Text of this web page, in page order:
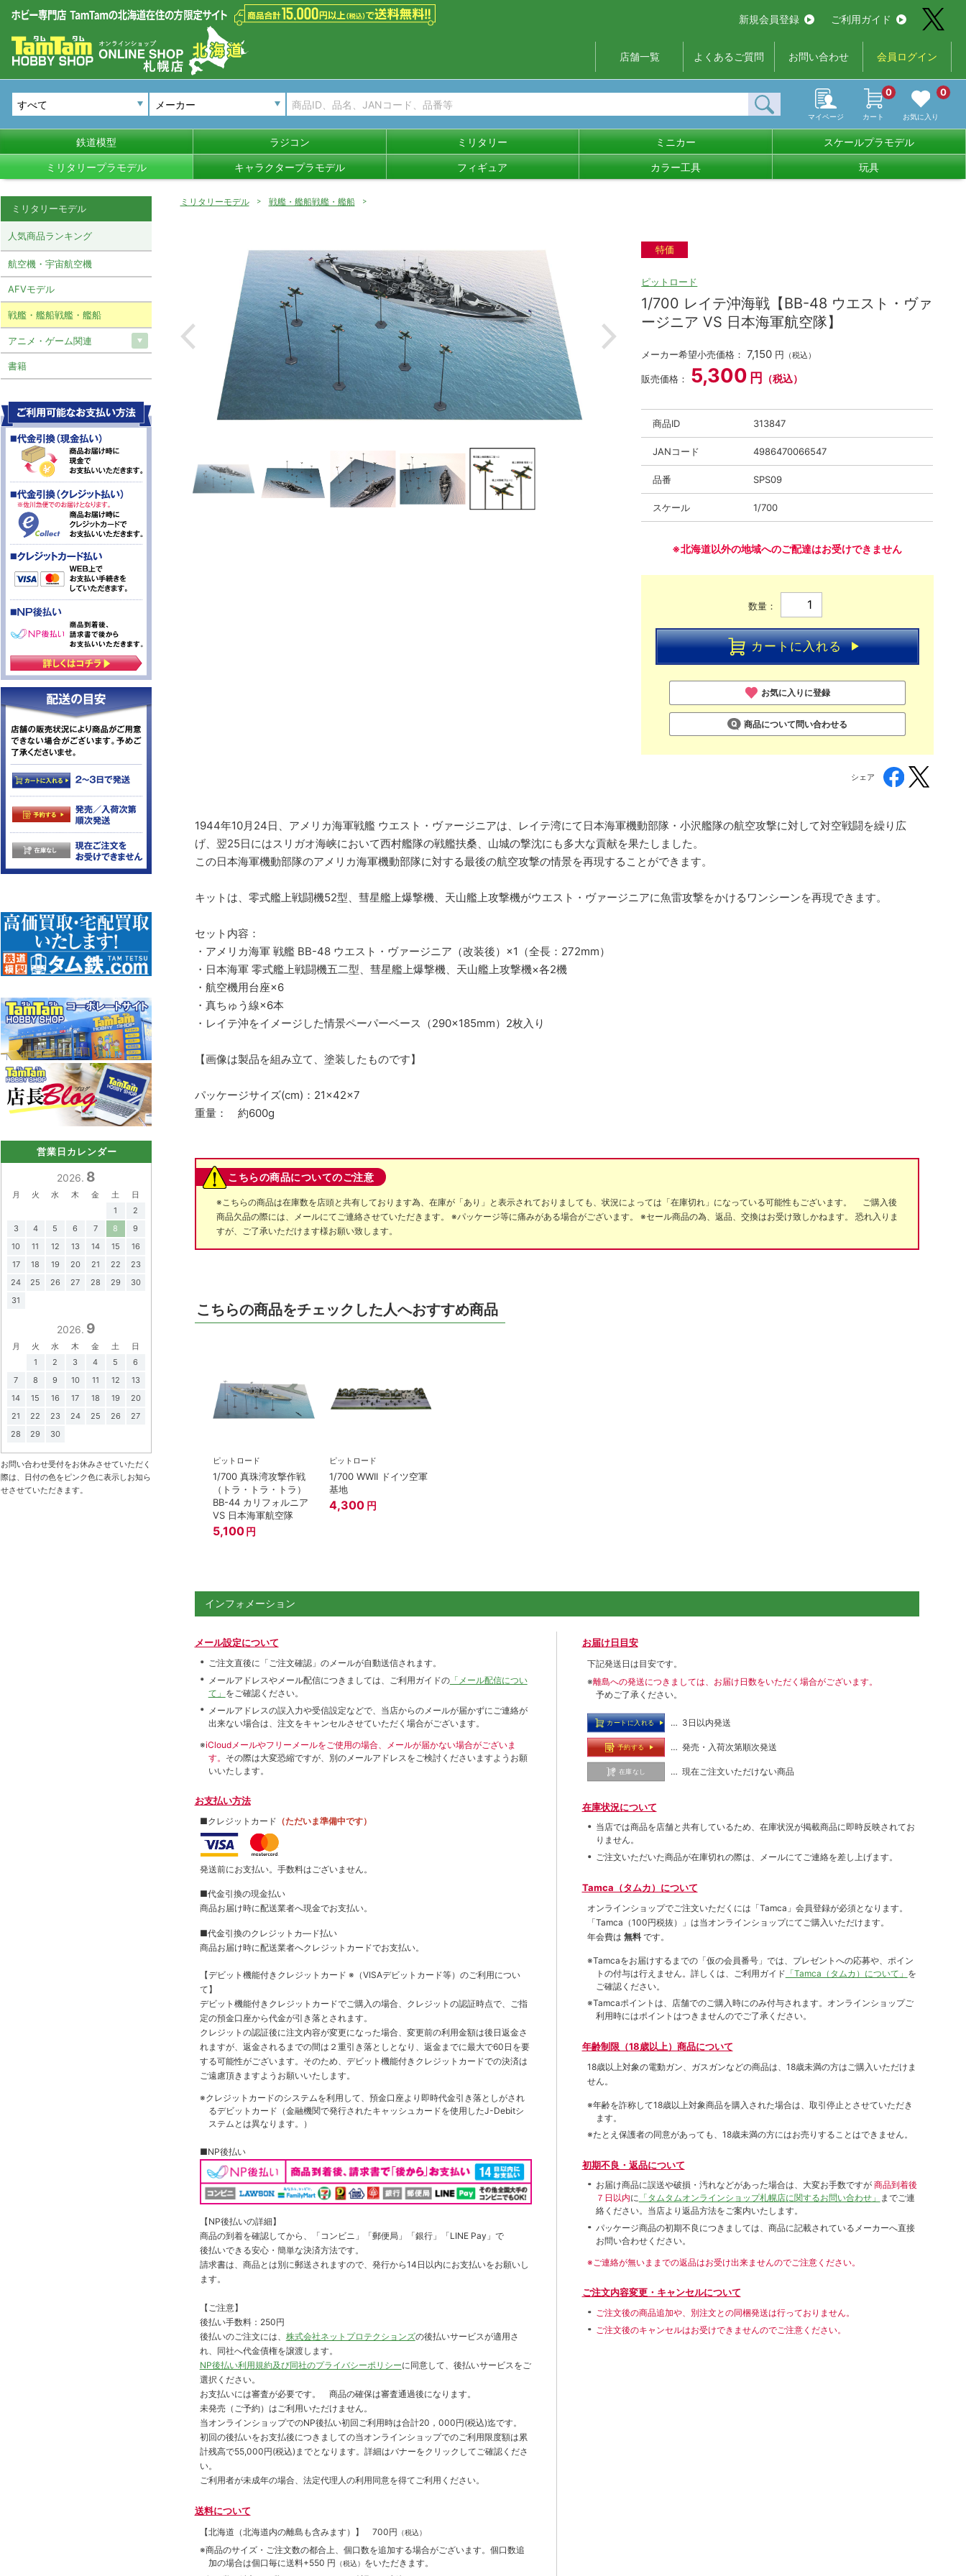
新規会員登録 ご利用ガイド
店舗一覧 よくあるご質問 お問い合わせ 会員ログイン
メーカー
マイページ カート
0
お気に入り
0
鉄道模型 ラジコン ミリタリー ミニカー スケールプラモデル
ミリタリープラモデル キャラクタープラモデル フィギュア カラー工具 玩具
ミリタリーモデル 戦艦・艦船戦艦・艦船
特価
ピットロード
1/700 レイテ沖海戦【BB-48 ウエスト・ヴァ
ージニア VS 日本海軍航空隊】
メーカー希望小売価格：7,150 円 （税込）
販売価格： 5,300 円 （税込）
商品ID 313847
JANコード 4986470066547
品番 SPS09
スケール 1/700
※北海道以外の地域へのご配達はお受けできません
数量：
カートに入れる
お気に入りに登録
商品について問い合わせる
シェア
1944年10月24日、アメリカ海軍戦艦 ウエスト・ヴァージニアは、レイテ湾にて日本海軍機動部隊・小沢艦隊の航空攻撃に対して対空戦闘を繰り広
げ、翌25日にはスリガオ海峡において西村艦隊の戦艦扶桑、山城の撃沈にも多大な貢献を果たしました。
この日本海軍機動部隊のアメリカ海軍機動部隊に対する最後の航空攻撃の情景を再現することができます。
キットは、零式艦上戦闘機52型、彗星艦上爆撃機、天山艦上攻撃機がウエスト・ヴァージニアに魚雷攻撃をかけるワンシーンを再現できます。
セット内容：
・アメリカ海軍 戦艦 BB-48 ウエスト・ヴァージニア（改装後）×1（全長：272mm）
・日本海軍 零式艦上戦闘機五二型、彗星艦上爆撃機、天山艦上攻撃機×各2機
・航空機用台座×6
・真ちゅう線×6本
・レイテ沖をイメージした情景ペーパーベース（290×185mm）2枚入り
【画像は製品を組み立て、塗装したものです】
パッケージサイズ(cm)：21×42×7
重量： 約600g
こちらの商品についてのご注意
※こちらの商品は在庫数を店頭と共有しております為、在庫が「あり」と表示されておりましても、状況によっては「在庫切れ」になっている可能性もございます。 ご購入後
商品欠品の際には、メールにてご連絡させていただきます。 ※パッケージ等に痛みがある場合がございます。 ※セール商品の為、返品、交換はお受け致しかねます。 恐れ入りま
すが、ご了承いただけます様お願い致します。
こちらの商品をチェックした人へおすすめ商品
ピットロード
1/700 真珠湾攻撃作戦
（トラ・トラ・トラ）
BB-44 カリフォルニア
VS 日本海軍航空隊
5,100 円
ピットロード
1/700 WWII ドイツ空軍
基地
4,300 円
インフォメーション
メール設定について
ご注文直後に「ご注文確認」のメールが自動送信されます。
メールアドレスやメール配信につきましては、ご利用ガイドの「メール配信につい
て」 をご確認ください。
メールアドレスの誤入力や受信設定などで、当店からのメールが届かずにご連絡が
出来ない場合は、注文をキャンセルさせていただく場合がございます。
※iCloudメールやフリーメールをご使用の場合、メールが届かない場合がございま
す。 その際は大変恐縮ですが、別のメールアドレスをご検討くださいますようお願
いいたします。
お支払い方法
■クレジットカード （ただいま準備中です）
発送前にお支払い。手数料はございません。
■代金引換の現金払い
商品お届け時に配送業者へ現金でお支払い。
■代金引換のクレジットカ―ド払い
商品お届け時に配送業者へクレジットカードでお支払い。
【デビット機能付きクレジットカード ※（VISAデビットカード等） のご利用につい
て】
デビット機能付きクレジットカードでご購入の場合、クレジットの認証時点で、ご指
定の預金口座から代金が引き落とされます。
クレジットの認証後に注文内容が変更になった場合、変更前の利用金額は後日返金さ
れますが、返金されるまでの間は２重引き落としとなり、返金までに最大で60日を要
する可能性がございます。そのため、デビット機能付きクレジットカードでの決済は
ご遠慮頂きますようお願いいたします。
※クレジットカードのシステムを利用して、預金口座より即時代金引き落としがされ
るデビットカード（金融機関で発行されたキャッシュカードを使用したJ-Debitシ
ステムとは異なります。）
■NP後払い
【NP後払いの詳細】
商品の到着を確認してから、「コンビニ」「郵便局」「銀行」「LINE Pay」で
後払いできる安心・簡単な決済方法です。
請求書は、商品とは別に郵送されますので、発行から14日以内にお支払いをお願いし
ます。
【ご注意】
後払い手数料：250円
後払いのご注文には、 株式会社ネットプロテクションズの後払いサービスが適用さ
れ、同社へ代金債権を譲渡します。
NP後払い利用規約及び同社のプライバシーポリシーに同意して、後払いサービスをご
選択ください。
お支払いには審査が必要です。 商品の確保は審査通過後になります。
未発売（ご予約）はご利用いただけません。
当オンラインショップでのNP後払い初回ご利用時は合計20，000円(税込)迄です。
初回の後払いをお支払後につきましての当オンラインショップでのご利用限度額は累
計残高で55,000円(税込)までとなります。詳細はバナーをクリックしてご確認くださ
い。
ご利用者が未成年の場合、法定代理人の利用同意を得てご利用ください。
送料について
【北海道（北海道内の離島も含みます）】 700円 （税込）
※商品のサイズ・ご注文数の都合上、個口数を追加する場合がございます。個口数追
加の場合は個口毎に送料+550 円 （税込） をいただきます。
お届け日目安
下記発送日は目安です。
※離島への発送につきましては、お届け日数をいただく場合がございます。
予めご了承ください。
カートに入れる … 3日以内発送
予約する … 発売・入荷次第順次発送
在庫なし … 現在ご注文いただけない商品
在庫状況について
当店では商品を店舗と共有しているため、在庫状況が掲載商品に即時反映されてお
りません。
ご注文いただいた商品が在庫切れの際は、メールにてご連絡を差し上げます。
Tamca（タムカ）について
オンラインショップでご注⽂いただくには「Tamca」会員登録が必須となります。
「Tamca （100円税抜）
」は当オンラインショップにてご購⼊いただけます。
年会費は 無料 です。
※Tamcaをお届けするまでの「仮の会員番号」では、プレゼントへの応募や、ポイン
トの付与は⾏えません。詳しくは、ご利⽤ガイド 「Tamca（タムカ）について」 を
ご確認ください。
※Tamcaポイントは、店舗でのご購⼊時にのみ付与されます。オンラインショップご
利用時にはポイントはつきませんのでご了承ください。
年齢制限（18歳以上）商品について
18歳以上対象の電動ガン、ガスガンなどの商品は、18歳未満の方はご購入いただけま
せん。
※年齢を詐称して18歳以上対象商品を購入された場合は、取引停止とさせていただき
ます。
※たとえ保護者の同意があっても、18歳未満の方にはお売りすることはできません。
初期不良・返品について
お届け商品に誤送や破損・汚れなどがあった場合は、大変お手数ですが 商品到着後
７日以内に 「タムタムオンラインショップ札幌店に関するお問い合わせ」 までご連
絡ください。当店より返品方法をご案内いたします。
パッケージ商品の初期不良につきましては、商品に記載されているメーカーへ直接
お問い合わせください。
※ご連絡が無いままでの返品はお受け出来ませんのでご注意ください。
ご注文内容変更・キャンセルについて
ご注文後の商品追加や、別注文との同梱発送は行っておりません。
ご注文後のキャンセルはお受けできませんのでご注意ください。
ミリタリーモデル
人気商品ランキング
航空機・宇宙航空機
AFVモデル
戦艦・艦船戦艦・艦船
アニメ・ゲーム関連
書籍
営業日カレンダー
2026. 8
月 火 水 木 金 土
日
1
2
3
4 5 6 7 8
9
10
11 12 13 14 15
16
17
18 19 20 21 22
23
24
25 26 27 28 29
30
31
2026. 9
月 火 水 木 金 土
日
1
2 3 4 5
6
7
8 9 10 11 12
13
14
15 16 17 18 19
20
21
22 23 24 25 26
27
28
29 30
お問い合わせ受付をお休みさせていただく
際は、日付の色をピンク色に表示しお知ら
せさせていただきます。